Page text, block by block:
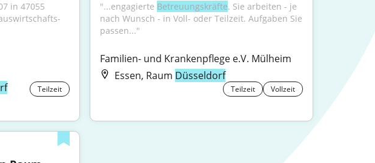
in 47055
Teilzeit
"...engagierte Betreuungskräfte. Sie arbeiten - je
nach Wunsch - in Voll- oder Teilzeit. Aufgaben Sie
passen..."
Familien- und Krankenpflege e.V. Mülheim
Essen, Raum Düsseldorf
Teilzeit Vollzeit